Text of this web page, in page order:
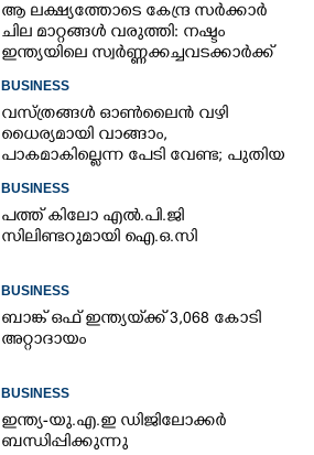
ആ ലക്ഷ്യത്തോടെ കേന്ദ്ര സർക്കാർ
ചില മാറ്റങ്ങൾ വരുത്തി: നഷ്ടം
ഇന്ത്യയിലെ സ്വർണ്ണക്കച്ചവടക്കാർക്ക്
BUSINESS
വസ്ത്രങ്ങൾ ഓൺലൈൻ വഴി
ധൈര്യമായി വാങ്ങാം,​
പാകമാകില്ലെന്ന പേടി വേണ്ട; പുതിയ
BUSINESS
പത്ത് കിലോ എൽ.പി.ജി
സിലിണ്ടറുമായി ഐ.ഒ.സി
BUSINESS
ബാങ്ക് ഒഫ് ഇന്ത്യയ്‌ക്ക് 3,068 കോടി
അറ്റാദായം
BUSINESS
ഇന്ത്യ-യു.എ.ഇ ഡിജിലോക്കർ
ബന്ധിപ്പിക്കുന്നു